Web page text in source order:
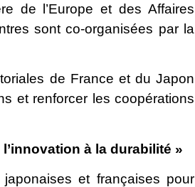
de l’Europe et des Affaires
sont co-organisées par la
de France et du Japon
et renforcer les coopérations
à la durabilité »
et françaises pour